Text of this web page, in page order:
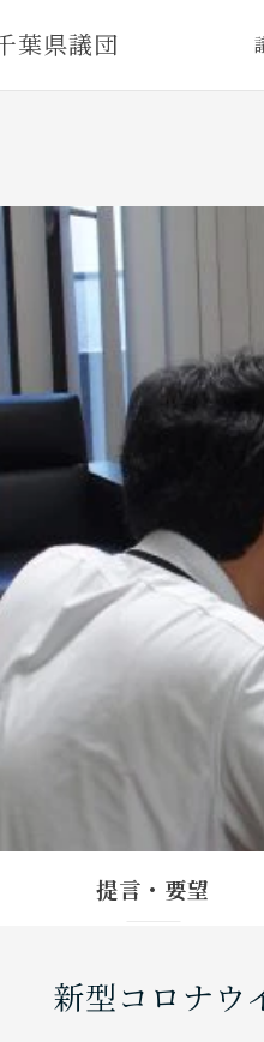
葉県議団
提言・要望
新型コロナウ